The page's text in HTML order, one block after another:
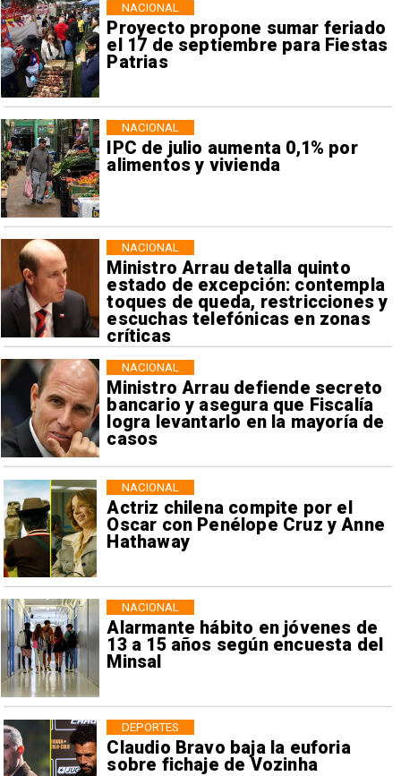
Proyecto propone sumar feriado
el 17 de septiembre para Fiestas
Patrias
NACIONAL
IPC de julio aumenta 0,1% por
alimentos y vivienda
NACIONAL
Ministro Arrau detalla quinto
estado de excepción: contempla
toques de queda, restricciones y
escuchas telefónicas en zonas
críticas
NACIONAL
Ministro Arrau defiende secreto
bancario y asegura que Fiscalía
logra levantarlo en la mayoría de
casos
NACIONAL
Actriz chilena compite por el
Oscar con Penélope Cruz y Anne
Hathaway
NACIONAL
Alarmante hábito en jóvenes de
13 a 15 años según encuesta del
Minsal
NACIONAL
Claudio Bravo baja la euforia
sobre fichaje de Vozinha
DEPORTES